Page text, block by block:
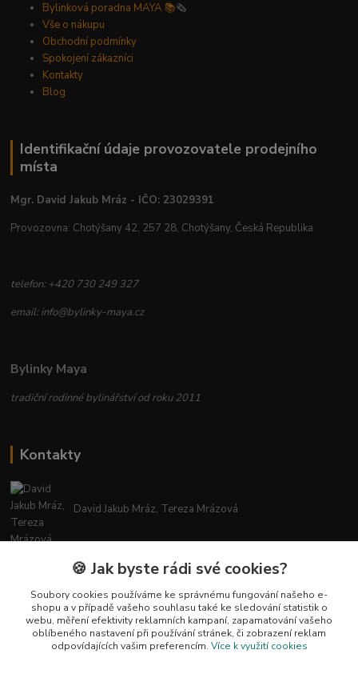
Bylinková poradna MAYA 📚🗞️
Vše o nákupu
Obchodní podmínky
Spokojení zákazníci
Kontakty
Blog
Identifikační údaje provozovatele prodejního
místa
Mgr. David Jakub Mráz - IČO: 23029391
Provozovna: Chotýšany 42, 257 28, Chotýšany, Česká Republika
telefon: +420 730 249 327
email: info@bylinky-maya.cz
Bylinky Maya
tradiční rodinné bylinářství od roku 2011
Kontakty
David Jakub Mráz, Tereza Mrázová
info@bylinky-maya.cz
🍪 Jak byste rádi své cookies?
Soubory cookies používáme ke správnému fungování našeho e-
shopu a v případě vašeho souhlasu také ke sledování statistik o
webu, měření efektivity reklamních kampaní, zapamatování vašeho
oblíbeného nastavení při používání stránek, či zobrazení reklam
odpovídajících vašim preferencím. Více k využití cookies